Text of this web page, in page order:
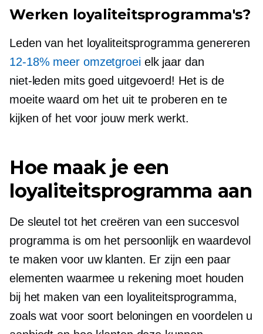
Werken loyaliteitsprogramma's?
Leden van het loyaliteitsprogramma genereren
12-18% meer omzetgroeielk jaar dan
niet-leden mits goed uitgevoerd! Het is de
moeite waard om het uit te proberen en te
kijken of het voor jouw merk werkt.
Hoe maak je een
loyaliteitsprogramma aan
De sleutel tot het creëren van een succesvol
programma is om het persoonlijk en waardevol
te maken voor uw klanten. Er zijn een paar
elementen waarmee u rekening moet houden
bij het maken van een loyaliteitsprogramma,
zoals wat voor soort beloningen en voordelen u